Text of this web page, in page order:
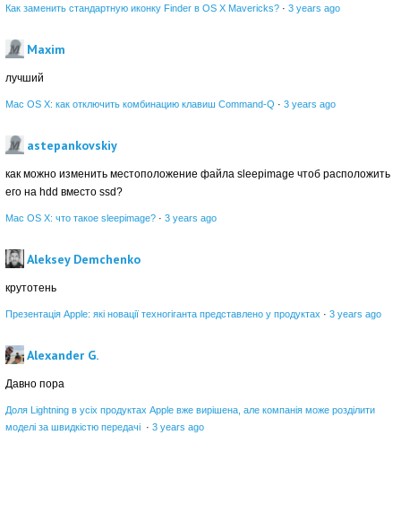
Как заменить стандартную иконку Finder в OS X Mavericks? · 3 years ago
Maxim
лучший
Mac OS X: как отключить комбинацию клавиш Command-Q · 3 years ago
astepankovskiy
как можно изменить местоположение файла sleepimage чтоб расположить
его на hdd вместо ssd?
Mac OS X: что такое sleepimage? · 3 years ago
Aleksey Demchenko
крутотень
Презентація Apple: які новації техногіганта представлено у продуктах · 3 years ago
Alexander G.
Давно пора
Доля Lightning в усіх продуктах Apple вже вирішена, але компанія може розділити
моделі за швидкістю передачі · 3 years ago